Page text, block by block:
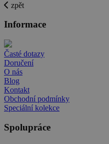
zpět
Informace
Časté dotazy
Doručení
O nás
Blog
Kontakt
Obchodní podmínky
Speciální kolekce
Spolupráce